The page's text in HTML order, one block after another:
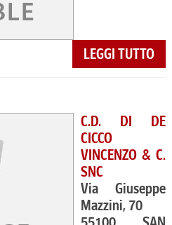
LEGGI TUTTO
C.D. DI DE
CICCO
VINCENZO & C.
SNC
Via Giuseppe
Mazzini, 70